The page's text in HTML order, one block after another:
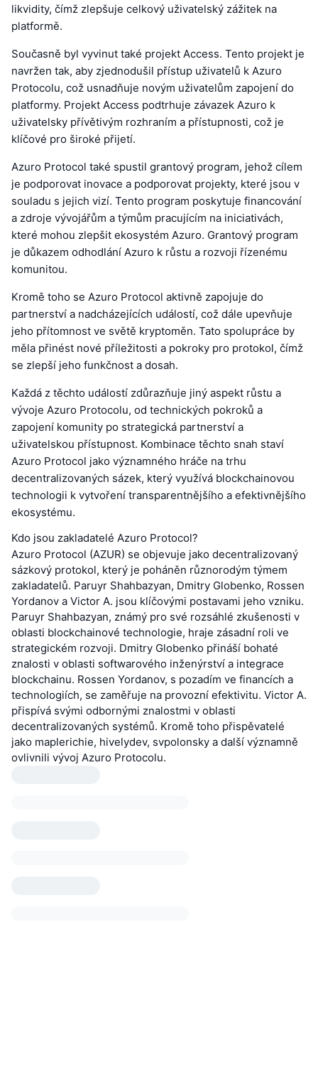
likvidity, čímž zlepšuje celkový uživatelský zážitek na
platformě.
Současně byl vyvinut také projekt Access. Tento projekt je
navržen tak, aby zjednodušil přístup uživatelů k Azuro
Protocolu, což usnadňuje novým uživatelům zapojení do
platformy. Projekt Access podtrhuje závazek Azuro k
uživatelsky přívětivým rozhraním a přístupnosti, což je
klíčové pro široké přijetí.
Azuro Protocol také spustil grantový program, jehož cílem
je podporovat inovace a podporovat projekty, které jsou v
souladu s jejich vizí. Tento program poskytuje financování
a zdroje vývojářům a týmům pracujícím na iniciativách,
které mohou zlepšit ekosystém Azuro. Grantový program
je důkazem odhodlání Azuro k růstu a rozvoji řízenému
komunitou.
Kromě toho se Azuro Protocol aktivně zapojuje do
partnerství a nadcházejících událostí, což dále upevňuje
jeho přítomnost ve světě kryptoměn. Tato spolupráce by
měla přinést nové příležitosti a pokroky pro protokol, čímž
se zlepší jeho funkčnost a dosah.
Každá z těchto událostí zdůrazňuje jiný aspekt růstu a
vývoje Azuro Protocolu, od technických pokroků a
zapojení komunity po strategická partnerství a
uživatelskou přístupnost. Kombinace těchto snah staví
Azuro Protocol jako významného hráče na trhu
decentralizovaných sázek, který využívá blockchainovou
technologii k vytvoření transparentnějšího a efektivnějšího
ekosystému.
Kdo jsou zakladatelé Azuro Protocol?
Azuro Protocol (AZUR) se objevuje jako decentralizovaný
sázkový protokol, který je poháněn různorodým týmem
zakladatelů. Paruyr Shahbazyan, Dmitry Globenko, Rossen
Yordanov a Victor A. jsou klíčovými postavami jeho vzniku.
Paruyr Shahbazyan, známý pro své rozsáhlé zkušenosti v
oblasti blockchainové technologie, hraje zásadní roli ve
strategickém rozvoji. Dmitry Globenko přináší bohaté
znalosti v oblasti softwarového inženýrství a integrace
blockchainu. Rossen Yordanov, s pozadím ve financích a
technologiích, se zaměřuje na provozní efektivitu. Victor A.
přispívá svými odbornými znalostmi v oblasti
decentralizovaných systémů. Kromě toho přispěvatelé
jako maplerichie, hivelydev, svpolonsky a další významně
ovlivnili vývoj Azuro Protocolu.